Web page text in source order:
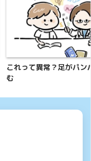
これって異常？足がパン
む